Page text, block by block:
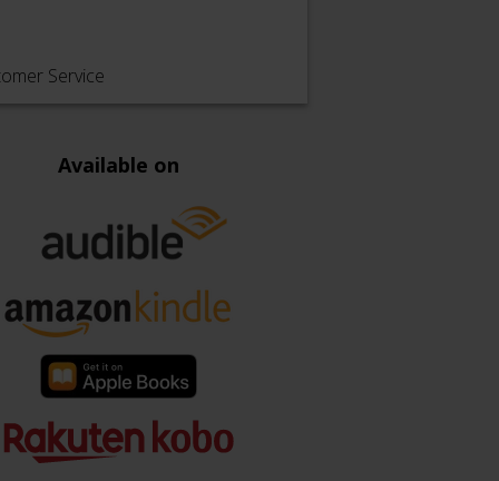
Service
Available on